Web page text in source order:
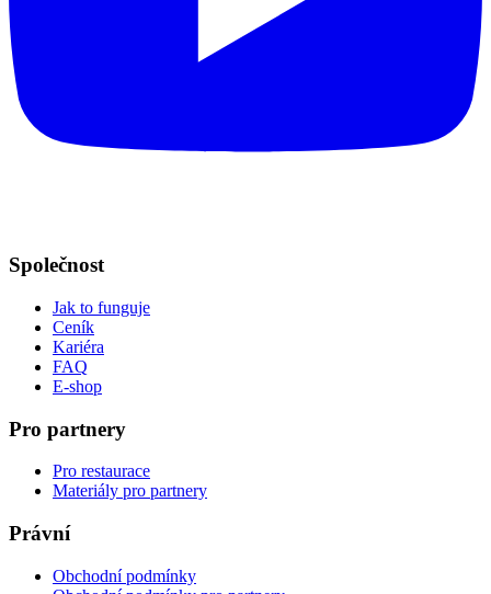
Společnost
Jak to funguje
Ceník
Kariéra
FAQ
E-shop
Pro partnery
Pro restaurace
Materiály pro partnery
Právní
Obchodní podmínky